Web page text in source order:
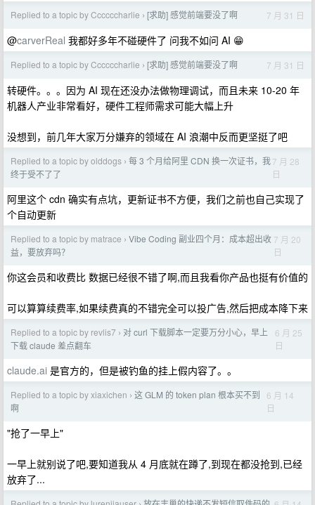
Replied to a topic by Ccccccharlie › [求助] 感觉前端要没了啊 7 月 31 日
@carverReal 我都好多年不碰硬件了 问我不如问 AI 😁
Replied to a topic by Ccccccharlie › [求助] 感觉前端要没了啊 7 月 31 日
转硬件。。。因为 AI 现在还没办法做物理调试，而且未来 10-20 年
机器人产业非常看好，硬件工程师需求可能大幅上升
没想到，前几年大家万分嫌弃的领域在 AI 浪潮中反而更坚挺了吧
Replied to a topic by olddogs › 每 3 个月给阿里 CDN 换一次证书，我
终于受不了了
7 月 28
日
阿里这个 cdn 确实有点坑，更新证书不方便，我们之前也自己实现了
个自动更新
Replied to a topic by matrace › Vibe Coding 副业四个月：成本超出收
益，要放弃吗？
7 月 20
日
你这会员和收费比 数据已经很不错了啊,而且我看你产品也挺有价值的
可以算算续费率,如果续费真的不错完全可以投广告,然后把成本降下来
Replied to a topic by revlis7 › 对 curl 下载脚本一定要万分小心，早上
下载 claude 差点翻车
6 月 25
日
claude.ai 是官方的，但是被钓鱼的挂上假内容了。。
Replied to a topic by xiaxichen › 这 GLM 的 token plan 根本买不到
啊
6 月 14
日
"抢了一早上"
一早上就别说了吧,要知道我从 4 月底就在蹲了,到现在都没抢到,已经
放弃了...